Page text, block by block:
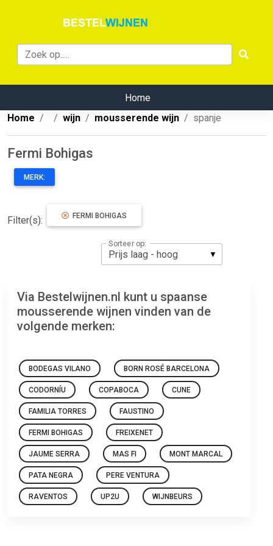
Home
Home
wijn mousserende wijn spanje
Fermi Bohigas
MERK:
Filter(s): FERMI BOHIGAS
Sorteer op:
Via Bestelwijnen.nl kunt u spaanse
mousserende wijnen vinden van de
volgende merken:
BODEGAS VILANO BORN ROSÉ BARCELONA
CODORNÍU COPABOCA CUNE
FAMILIA TORRES FAUSTINO
FERMI BOHIGAS FREIXENET
JAUME SERRA MAS FI MONT MARCAL
PATA NEGRA PERE VENTURA
RAVENTOS UP2U WIJNBEURS